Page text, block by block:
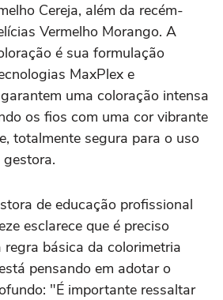
Cereja, além da recém-
Vermelho Morango. A
é sua formulação
MaxPlex e
uma coloração intensa
os fios com uma cor vibrante
totalmente segura para o uso
de educação profissional
esclarece que é preciso
regra básica da colorimetria
pensando em adotar o
"É importante ressaltar